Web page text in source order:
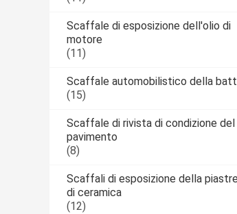
Scaffale di esposizione dell'olio di
motore
(11)
Scaffale automobilistico della
(15)
Scaffale di rivista di condizione del
pavimento
(8)
Scaffali di esposizione della
di ceramica
(12)